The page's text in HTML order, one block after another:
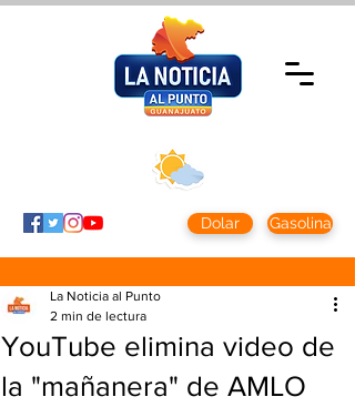
Dolar Gasolina
YouTube elimina video de
la "mañanera" de AMLO
La Noticia al Punto
2 min de lectura